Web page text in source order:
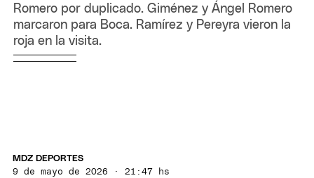
Romero por duplicado. Giménez y Ángel Romero
marcaron para Boca. Ramírez y Pereyra vieron la
roja en la visita.
MDZ DEPORTES
9 de mayo de 2026 · 21:47 hs